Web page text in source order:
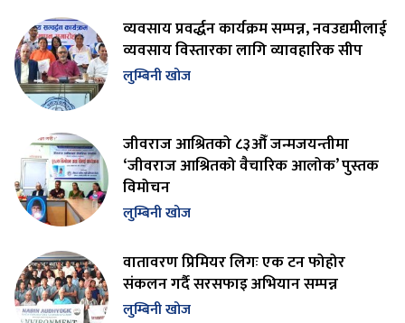
व्यवसाय प्रवर्द्धन कार्यक्रम सम्पन्न, नवउद्यमीलाई
व्यवसाय विस्तारका लागि व्यावहारिक सीप
लुम्बिनी खोज
जीवराज आश्रितको ८३औँ जन्मजयन्तीमा
‘जीवराज आश्रितको वैचारिक आलोक’ पुस्तक
विमोचन
लुम्बिनी खोज
वातावरण प्रिमियर लिगः एक टन फोहोर
संकलन गर्दै सरसफाइ अभियान सम्पन्न
लुम्बिनी खोज